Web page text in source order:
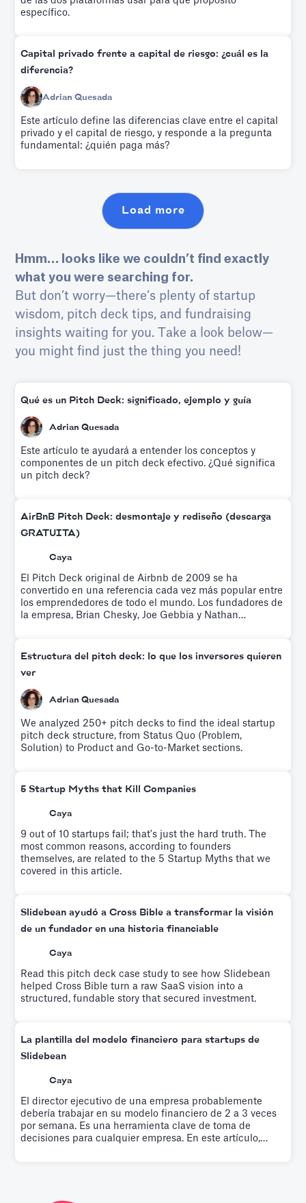
específico.
Capital privado frente a capital de riesgo: ¿cuál es la
diferencia?
Adrian Quesada
Este artículo define las diferencias clave entre el capital
privado y el capital de riesgo, y responde a la pregunta
fundamental: ¿quién paga más?
Load more
Hmm… looks like we couldn’t find exactly
what you were searching for.
But don’t worry—there’s plenty of startup
wisdom, pitch deck tips, and fundraising
insights waiting for you. Take a look below—
you might find just the thing you need!
Qué es un Pitch Deck: significado, ejemplo y guía
Adrian Quesada
Este artículo te ayudará a entender los conceptos y
componentes de un pitch deck efectivo. ¿Qué significa
un pitch deck?
AirBnB Pitch Deck: desmontaje y rediseño (descarga
GRATUITA)
Caya
El Pitch Deck original de Airbnb de 2009 se ha
convertido en una referencia cada vez más popular entre
los emprendedores de todo el mundo. Los fundadores de
la empresa, Brian Chesky, Joe Gebbia y Nathan
Pruébalo gratis.
Estructura del pitch deck: lo que los inversores quieren
ver
Adrian Quesada
We analyzed 250+ pitch decks to find the ideal startup
pitch deck structure, from Status Quo (Problem,
Solution) to Product and Go-to-Market sections.
5 Startup Myths that Kill Companies
Caya
9 out of 10 startups fail; that's just the hard truth. The
most common reasons, according to founders
themselves, are related to the 5 Startup Myths that we
covered in this article.
Slidebean ayudó a Cross Bible a transformar la visión
de un fundador en una historia financiable
Caya
Read this pitch deck case study to see how Slidebean
helped Cross Bible turn a raw SaaS vision into a
structured, fundable story that secured investment.
La plantilla del modelo financiero para startups de
Slidebean
Caya
El director ejecutivo de una empresa probablemente
debería trabajar en su modelo financiero de 2 a 3 veces
por semana. Es una herramienta clave de toma de
decisiones para cualquier empresa. En este artículo,